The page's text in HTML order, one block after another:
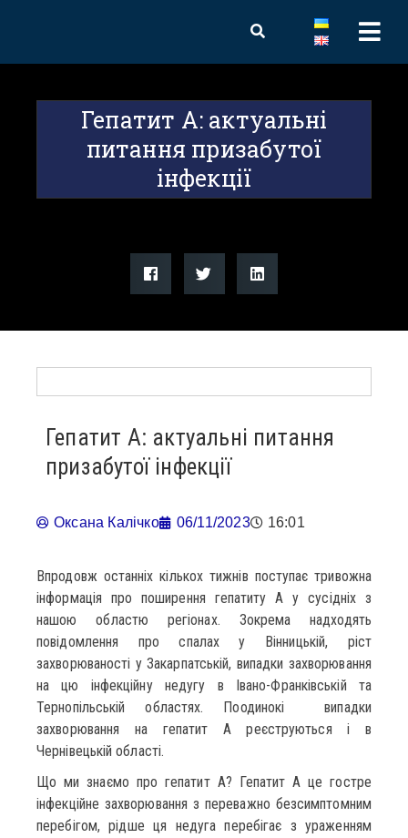
Гепатит А: актуальні
питання призабутої
інфекції
Гепатит А: актуальні питання
призабутої інфекції
Оксана Калічко 06/11/2023 16:01
Впродовж останніх кількох тижнів поступає тривожна
інформація про поширення гепатиту А у сусідніх з
нашою областю регіонах. Зокрема надходять
повідомлення про спалах у Вінницькій, ріст
захворюваності у Закарпатській, випадки захворювання
на цю інфекційну недугу в Івано-Франківській та
Тернопільській областях. Поодинокі випадки
захворювання на гепатит А реєструються і в
Чернівецькій області.
Що ми знаємо про гепатит А? Гепатит А це гостре
інфекційне захворювання з переважно безсимптомним
перебігом, рідше ця недуга перебігає з ураженням